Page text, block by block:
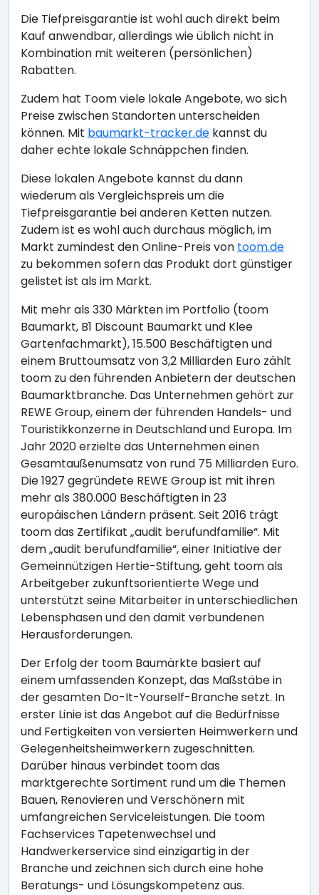
Die Tiefpreisgarantie ist wohl auch direkt beim
Kauf anwendbar, allerdings wie üblich nicht in
Kombination mit weiteren (persönlichen)
Rabatten.
Zudem hat Toom viele lokale Angebote, wo sich
Preise zwischen Standorten unterscheiden
können. Mit baumarkt-tracker.de kannst du
daher echte lokale Schnäppchen finden.
Diese lokalen Angebote kannst du dann
wiederum als Vergleichspreis um die
Tiefpreisgarantie bei anderen Ketten nutzen.
Zudem ist es wohl auch durchaus möglich, im
Markt zumindest den Online-Preis von toom.de
zu bekommen sofern das Produkt dort günstiger
gelistet ist als im Markt.
Mit mehr als 330 Märkten im Portfolio (toom
Baumarkt, B1 Discount Baumarkt und Klee
Gartenfachmarkt), 15.500 Beschäftigten und
einem Bruttoumsatz von 3,2 Milliarden Euro zählt
toom zu den führenden Anbietern der deutschen
Baumarktbranche. Das Unternehmen gehört zur
REWE Group, einem der führenden Handels- und
Touristikkonzerne in Deutschland und Europa. Im
Jahr 2020 erzielte das Unternehmen einen
Gesamtaußenumsatz von rund 75 Milliarden Euro.
Die 1927 gegründete REWE Group ist mit ihren
mehr als 380.000 Beschäftigten in 23
europäischen Ländern präsent. Seit 2016 trägt
toom das Zertifikat „audit berufundfamilie“. Mit
dem „audit berufundfamilie“, einer Initiative der
Gemeinnützigen Hertie-Stiftung, geht toom als
Arbeitgeber zukunftsorientierte Wege und
unterstützt seine Mitarbeiter in unterschiedlichen
Lebensphasen und den damit verbundenen
Herausforderungen.
Der Erfolg der toom Baumärkte basiert auf
einem umfassenden Konzept, das Maßstäbe in
der gesamten Do-It-Yourself-Branche setzt. In
erster Linie ist das Angebot auf die Bedürfnisse
und Fertigkeiten von versierten Heimwerkern und
Gelegenheitsheimwerkern zugeschnitten.
Darüber hinaus verbindet toom das
marktgerechte Sortiment rund um die Themen
Bauen, Renovieren und Verschönern mit
umfangreichen Serviceleistungen. Die toom
Fachservices Tapetenwechsel und
Handwerkerservice sind einzigartig in der
Branche und zeichnen sich durch eine hohe
Beratungs- und Lösungskompetenz aus.